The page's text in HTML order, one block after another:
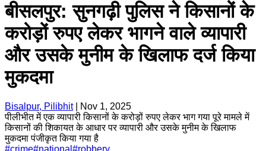
बीसलपुर: सुनगढ़ी पुलिस ने किसानों के
करोड़ों रुपए लेकर भागने वाले व्यापारी
और उसके मुनीम के खिलाफ दर्ज किया
मुकदमा
Bisalpur, Pilibhit|
Nov 1, 2025
पीलीभीत में एक व्यापारी किसानों के करोड़ों रुपए लेकर भाग गया पूरे मामले में
किसानों की शिकायत के आधार पर व्यापारी और उसके मुनीम के खिलाफ
मुकदमा पंजीकृत किया गया है
#crime#national #robbery